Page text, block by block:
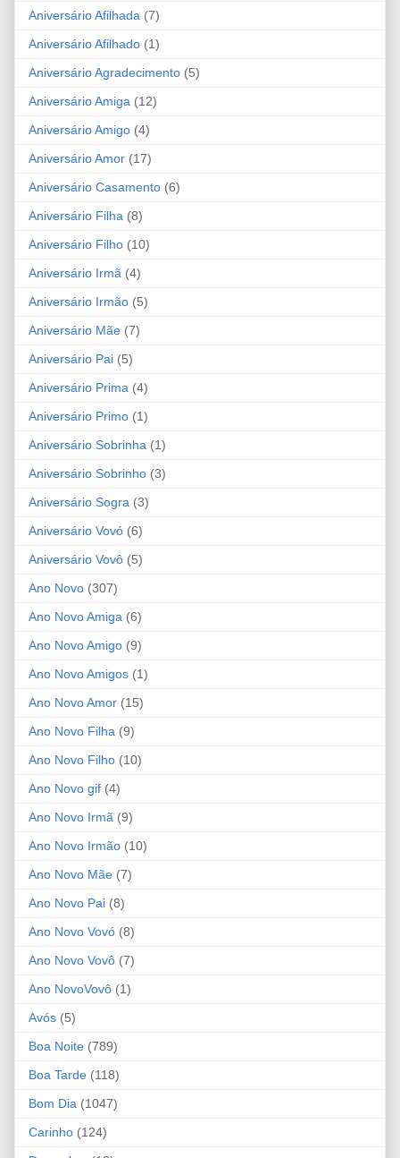
Aniversário Afilhada (7)
Aniversário Afilhado (1)
Aniversário Agradecimento (5)
Aniversário Amiga (12)
Aniversário Amigo (4)
Aniversário Amor (17)
Aniversário Casamento (6)
Aniversário Filha (8)
Aniversário Filho (10)
Aniversário Irmã (4)
Aniversário Irmão (5)
Aniversário Mãe (7)
Aniversário Pai (5)
Aniversário Prima (4)
Aniversário Primo (1)
Aniversário Sobrinha (1)
Aniversário Sobrinho (3)
Aniversário Sogra (3)
Aniversário Vovó (6)
Aniversário Vovô (5)
Ano Novo (307)
Ano Novo Amiga (6)
Ano Novo Amigo (9)
Ano Novo Amigos (1)
Ano Novo Amor (15)
Ano Novo Filha (9)
Ano Novo Filho (10)
Ano Novo gif (4)
Ano Novo Irmã (9)
Ano Novo Irmão (10)
Ano Novo Mãe (7)
Ano Novo Pai (8)
Ano Novo Vovó (8)
Ano Novo Vovô (7)
Ano NovoVovô (1)
Avós (5)
Boa Noite (789)
Boa Tarde (118)
Bom Dia (1047)
Carinho (124)